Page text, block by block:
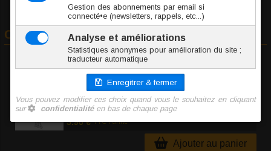
Commander
A Côté
ZORJ026-G
28.9 g
5.90 € TTC l'unité
Ajouter au panier